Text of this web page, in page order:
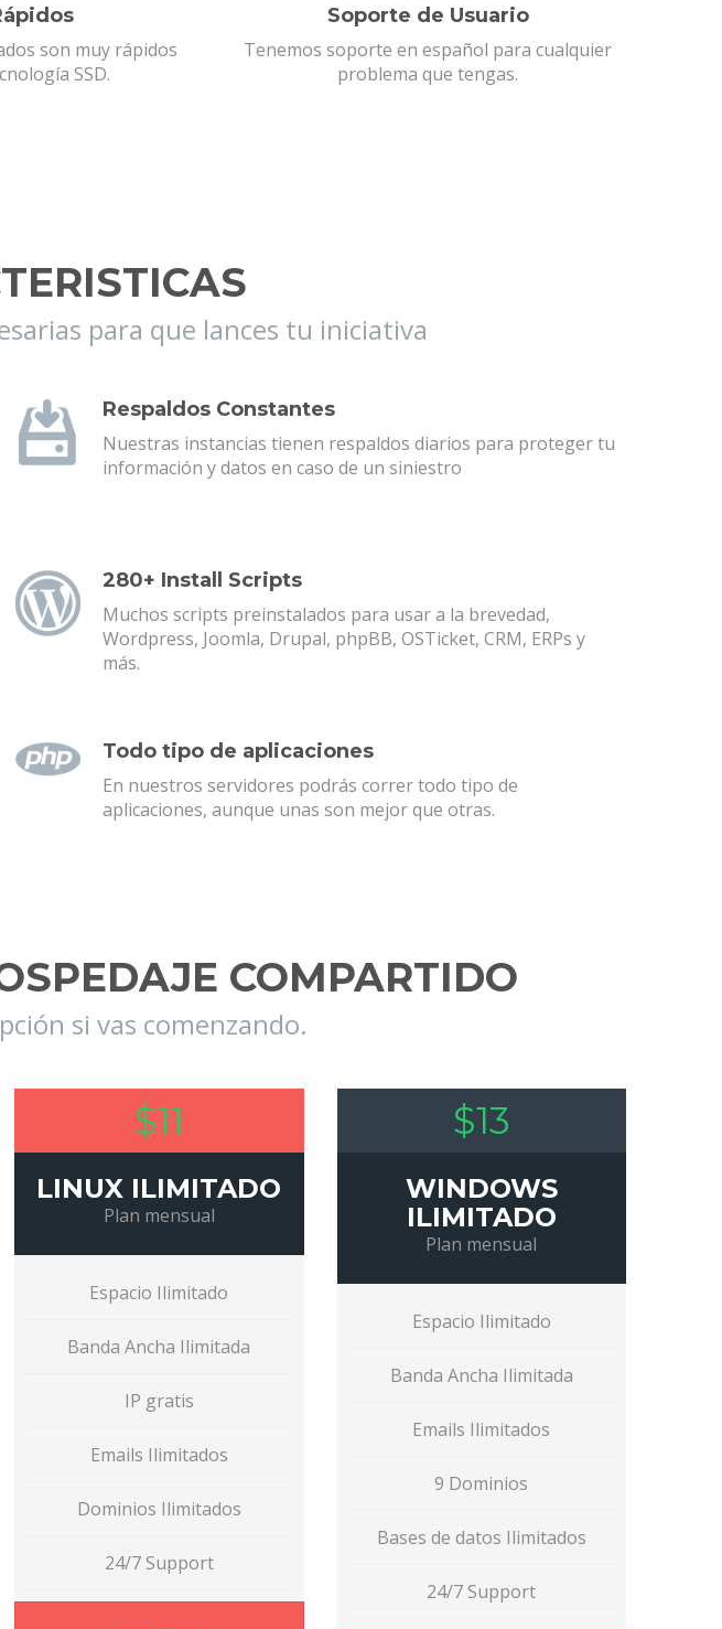
son muy rápidos
SSD.
Soporte de Usuario
Tenemos soporte en español para cualquier
problema que tengas.
para que lances tu iniciativa
Respaldos Constantes
Nuestras instancias tienen respaldos diarios para proteger tu
información y datos en caso de un siniestro
280+ Install Scripts
Muchos scripts preinstalados para usar a la brevedad,
Wordpress, Joomla, Drupal, phpBB, OSTicket, CRM, ERPs y
más.
Todo tipo de aplicaciones
En nuestros servidores podrás correr todo tipo de
aplicaciones, aunque unas son mejor que otras.
COMPARTIDO
si vas comenzando.
$11
LINUX ILIMITADO
Plan mensual
Espacio Ilimitado
Banda Ancha Ilimitada
IP gratis
Emails Ilimitados
Dominios Ilimitados
24/7 Support
$13
WINDOWS
ILIMITADO
Plan mensual
Espacio Ilimitado
Banda Ancha Ilimitada
Emails Ilimitados
9 Dominios
Bases de datos Ilimitados
24/7 Support